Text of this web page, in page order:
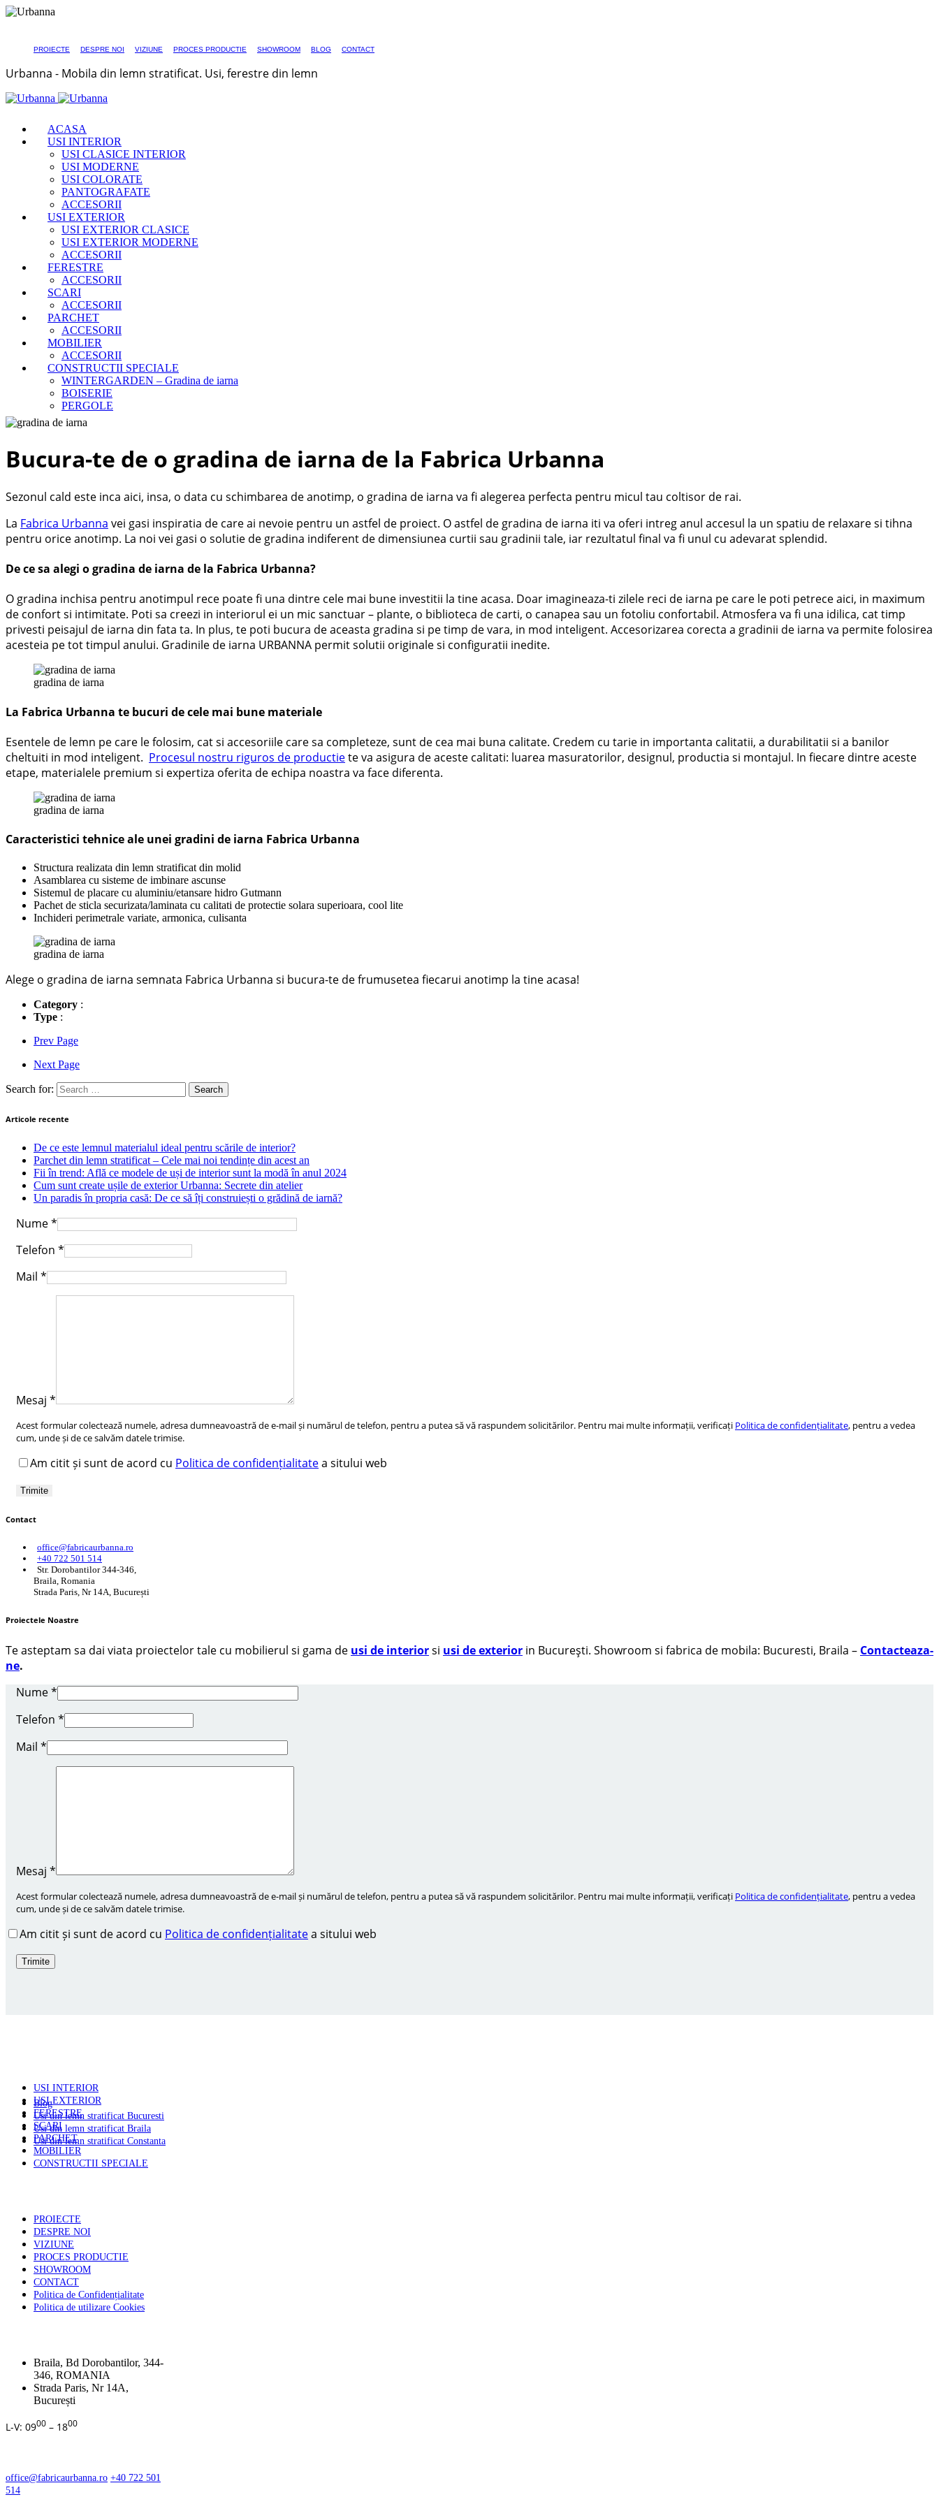
PROIECTE DESPRE NOI VIZIUNE PROCES PRODUCTIE SHOWROOM BLOG CONTACT
Urbanna - Mobila din lemn stratificat. Usi, ferestre din lemn
ACASA
USI INTERIOR
USI CLASICE INTERIOR
USI MODERNE
USI COLORATE
PANTOGRAFATE
ACCESORII
USI EXTERIOR
USI EXTERIOR CLASICE
USI EXTERIOR MODERNE
ACCESORII
FERESTRE
ACCESORII
SCARI
ACCESORII
PARCHET
ACCESORII
MOBILIER
ACCESORII
CONSTRUCTII SPECIALE
WINTERGARDEN – Gradina de iarna
BOISERIE
PERGOLE
Bucura-te de o gradina de iarna de la Fabrica Urbanna
Sezonul cald este inca aici, insa, o data cu schimbarea de anotimp, o gradina de iarna va fi alegerea perfecta pentru micul tau coltisor de rai.
La Fabrica Urbanna vei gasi inspiratia de care ai nevoie pentru un astfel de proiect. O astfel de gradina de iarna iti va oferi intreg anul accesul la un spatiu de relaxare si tihna
pentru orice anotimp. La noi vei gasi o solutie de gradina indiferent de dimensiunea curtii sau gradinii tale, iar rezultatul final va fi unul cu adevarat splendid.
De ce sa alegi o gradina de iarna de la Fabrica Urbanna?
O gradina inchisa pentru anotimpul rece poate fi una dintre cele mai bune investitii la tine acasa. Doar imagineaza-ti zilele reci de iarna pe care le poti petrece aici, in maximum
de confort si intimitate. Poti sa creezi in interiorul ei un mic sanctuar – plante, o biblioteca de carti, o canapea sau un fotoliu confortabil. Atmosfera va fi una idilica, cat timp
privesti peisajul de iarna din fata ta. In plus, te poti bucura de aceasta gradina si pe timp de vara, in mod inteligent. Accesorizarea corecta a gradinii de iarna va permite folosirea
acesteia pe tot timpul anului. Gradinile de iarna URBANNA permit solutii originale si configuratii inedite.
gradina de iarna
La Fabrica Urbanna te bucuri de cele mai bune materiale
Esentele de lemn pe care le folosim, cat si accesoriile care sa completeze, sunt de cea mai buna calitate. Credem cu tarie in importanta calitatii, a durabilitatii si a banilor
cheltuiti in mod inteligent. Procesul nostru riguros de productiete va asigura de aceste calitati: luarea masuratorilor, designul, productia si montajul. In fiecare dintre aceste
etape, materialele premium si expertiza oferita de echipa noastra va face diferenta.
gradina de iarna
Caracteristici tehnice ale unei gradini de iarna Fabrica Urbanna
Structura realizata din lemn stratificat din molid
Asamblarea cu sisteme de imbinare ascunse
Sistemul de placare cu aluminiu/etansare hidro Gutmann
Pachet de sticla securizata/laminata cu calitati de protectie solara superioara, cool lite
Inchideri perimetrale variate, armonica, culisanta
gradina de iarna
Alege o gradina de iarna semnata Fabrica Urbanna si bucura-te de frumusetea fiecarui anotimp la tine acasa!
Category :
Type :
Prev Page
Next Page
Search for:
Articole recente
De ce este lemnul materialul ideal pentru scările de interior?
Parchet din lemn stratificat – Cele mai noi tendințe din acest an
Fii în trend: Află ce modele de uși de interior sunt la modă în anul 2024
Cum sunt create ușile de exterior Urbanna: Secrete din atelier
Un paradis în propria casă: De ce să îți construiești o grădină de iarnă?
Nume*
Telefon *
Mail *
Mesaj *
Acest formular colectează numele, adresa dumneavoastră de e-mail și numărul de telefon, pentru a putea să vă raspundem solicitărilor. Pentru mai multe informații, verificați Politica de confidențialitate, pentru a vedea
cum, unde și de ce salvăm datele trimise.
Am citit și sunt de acord cu Politica de confidențialitatea sitului web
Contact
office@fabricaurbanna.ro
+40 722 501 514
Str. Dorobantilor 344-346,
Braila, Romania
Strada Paris, Nr 14A, București
Proiectele Noastre
Te asteptam sa dai viata proiectelor tale cu mobilierul si gama de usi de interiorsi usi de exterior in București. Showroom si fabrica de mobila: Bucuresti, Braila – Contacteaza-
ne.
Nume*
Telefon *
Mail *
Mesaj *
Acest formular colectează numele, adresa dumneavoastră de e-mail și numărul de telefon, pentru a putea să vă raspundem solicitărilor. Pentru mai multe informații, verificați Politica de confidențialitate, pentru a vedea
cum, unde și de ce salvăm datele trimise.
Am citit și sunt de acord cu Politica de confidențialitatea sitului web
Blog
Usi din lemn stratificat Bucuresti
Usi din lemn stratificat Braila
Usi din lemn stratificat Constanta
USI INTERIOR
USI EXTERIOR
FERESTRE
SCARI
PARCHET
MOBILIER
CONSTRUCTII SPECIALE
PROIECTE
DESPRE NOI
VIZIUNE
PROCES PRODUCTIE
SHOWROOM
CONTACT
Politica de Confidențialitate
Politica de utilizare Cookies
Braila, Bd Dorobantilor, 344-
346, ROMANIA
Strada Paris, Nr 14A,
București
L-V: 0900 – 1800
office@fabricaurbanna.ro +40 722 501
514